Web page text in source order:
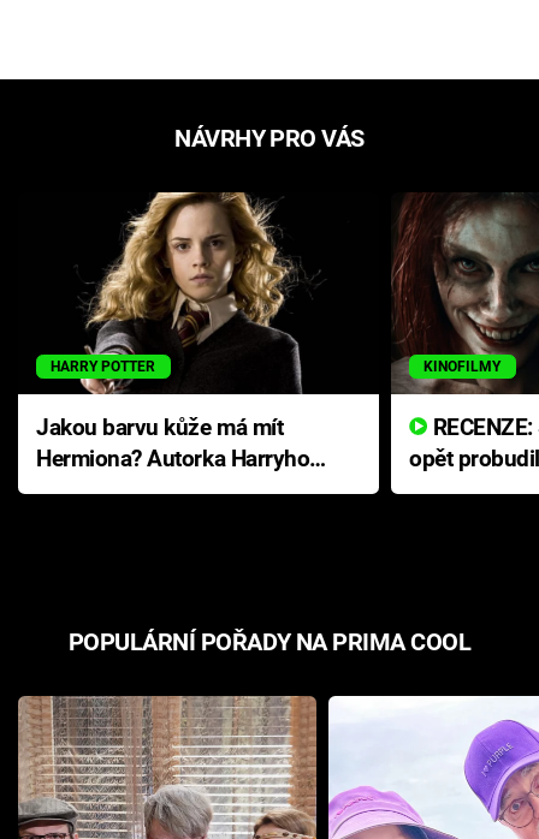
NÁVRHY PRO VÁS
HARRY POTTER
Jakou barvu kůže má mít
Hermiona? Autorka Harryho
Pottera přišla s ráznou
KINOFILMY
opět
přichází s
POPULÁRNÍ POŘADY NA PRIMA COOL